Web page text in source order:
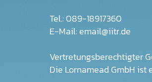
Tel.: 089-18917360
E-Mail: email@iitr.de
Vertretungsberechtigter
Die Lornamead GmbH